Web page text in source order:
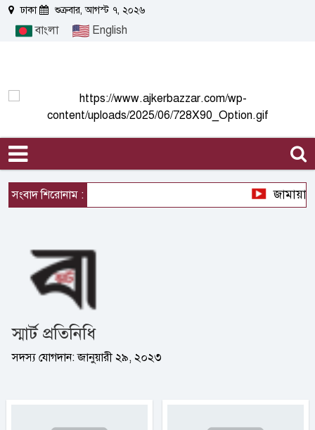
ঢাকা শুক্রবার, আগস্ট ৭, ২০২৬
বাংলা English
সংবাদ শিরোনাম : জামায়াত
স্মার্ট প্রতিনিধি
সদস্য যোগদান: জানুয়ারী ২৯, ২০২৩